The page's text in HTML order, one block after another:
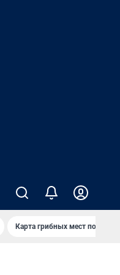
Карта грибных мест под